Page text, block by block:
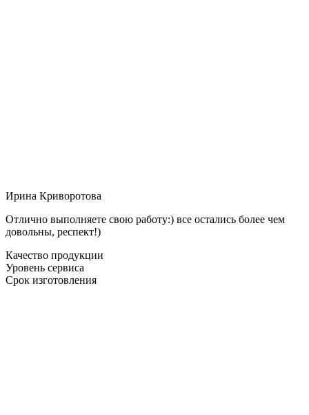
Ирина Криворотова
Отлично выполняете свою работу:) все остались более чем
довольны, респект!)
Качество продукции
Уровень сервиса
Срок изготовления